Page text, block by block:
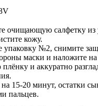
очищающую салфетку
кожу.
упаковку №2, снимите
маски и наложите на
и аккуратно
на 15-20 минут, остатки
пальцев.